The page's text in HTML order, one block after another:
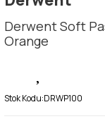
Derwent Soft
Orange
Stok Kodu:DRWP100